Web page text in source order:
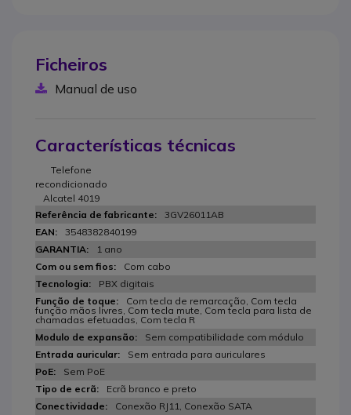
Ficheiros
Manual de uso
Características técnicas
Telefone
recondicionado
Alcatel 4019
3GV26011AB
3548382840199
1 ano
Com cabo
PBX digitais
Com tecla de remarcação, Com tecla
função mãos livres, Com tecla mute, Com tecla para lista de
chamadas efetuadas, Com tecla R
Sem compatibilidade com módulo
Sem entrada para auriculares
Sem PoE
Ecrã branco e preto
Conexão RJ11, Conexão SATA